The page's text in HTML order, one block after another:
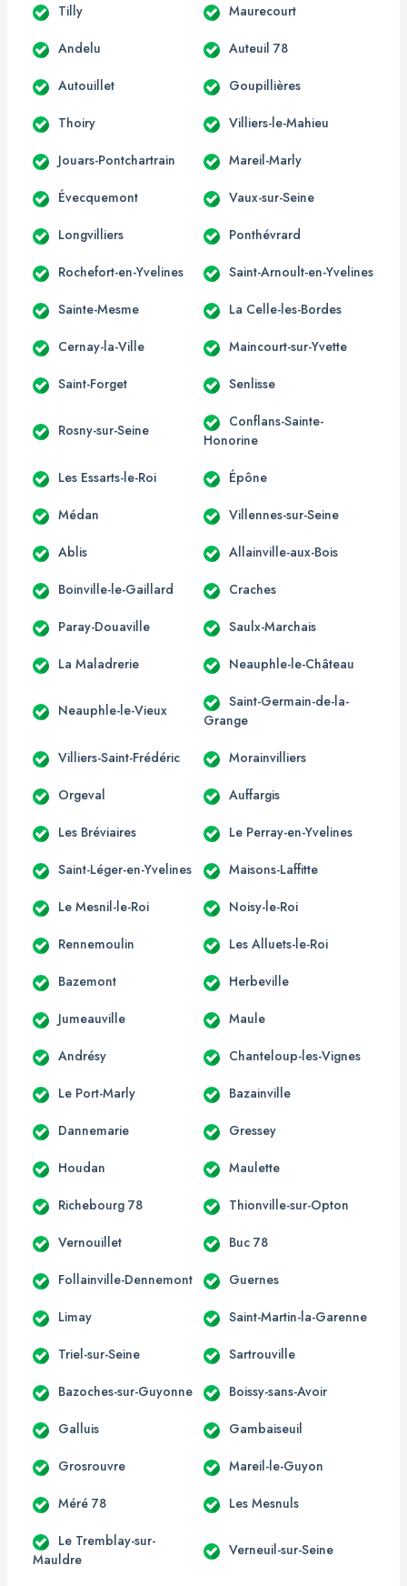
Tilly Maurecourt
Andelu Auteuil 78
Autouillet Goupillières
Thoiry Villiers-le-Mahieu
Jouars-Pontchartrain Mareil-Marly
Évecquemont Vaux-sur-Seine
Longvilliers Ponthévrard
Rochefort-en-Yvelines Saint-Arnoult-en-Yvelines
Sainte-Mesme La Celle-les-Bordes
Cernay-la-Ville Maincourt-sur-Yvette
Saint-Forget Senlisse
Rosny-sur-Seine
Conflans-Sainte-
Honorine
Les Essarts-le-Roi Épône
Médan Villennes-sur-Seine
Ablis Allainville-aux-Bois
Boinville-le-Gaillard Craches
Paray-Douaville Saulx-Marchais
La Maladrerie Neauphle-le-Château
Neauphle-le-Vieux
Saint-Germain-de-la-
Grange
Villiers-Saint-Frédéric Morainvilliers
Orgeval Auffargis
Les Bréviaires Le Perray-en-Yvelines
Saint-Léger-en-Yvelines Maisons-Laffitte
Le Mesnil-le-Roi Noisy-le-Roi
Rennemoulin Les Alluets-le-Roi
Bazemont Herbeville
Jumeauville Maule
Andrésy Chanteloup-les-Vignes
Le Port-Marly Bazainville
Dannemarie Gressey
Houdan Maulette
Richebourg 78 Thionville-sur-Opton
Vernouillet Buc 78
Follainville-Dennemont Guernes
Limay Saint-Martin-la-Garenne
Triel-sur-Seine Sartrouville
Bazoches-sur-Guyonne Boissy-sans-Avoir
Galluis Gambaiseuil
Grosrouvre Mareil-le-Guyon
Méré 78 Les Mesnuls
Le Tremblay-sur-
Mauldre
Verneuil-sur-Seine